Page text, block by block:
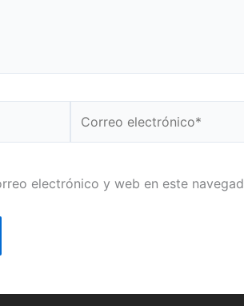
electrónico*
electrónico y web en este